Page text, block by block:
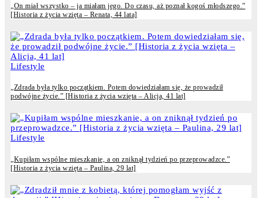
„On miał wszystko – ja miałam jego. Do czasu, aż poznał kogoś młodszego.”
[Historia z życia wzięta – Renata, 44 lata]
Lifestyle
„Zdrada była tylko początkiem. Potem dowiedziałam się, że prowadził
podwójne życie.” [Historia z życia wzięta – Alicja, 41 lat]
Lifestyle
„Kupiłam wspólne mieszkanie, a on zniknął tydzień po przeprowadzce.”
[Historia z życia wzięta – Paulina, 29 lat]